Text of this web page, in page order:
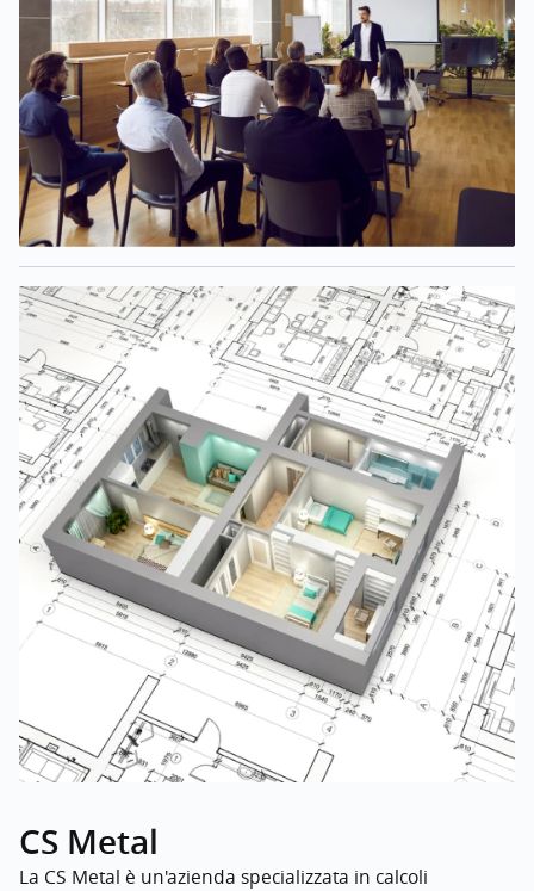
CS Metal
La CS Metal è un'azienda specializzata in calcoli